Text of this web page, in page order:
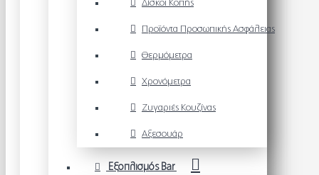
Δίσκοι Κοπής
Προϊόντα Προσωπικής Ασφάλειας
Θερμόμετρα
Χρονόμετρα
Ζυγαριές Κουζίνας
Αξεσουάρ
Εξοπλισμός Bar